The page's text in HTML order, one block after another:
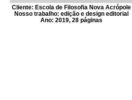
Cliente: Escola de Filosofia Nova Acrópole
Nosso trabalho: edição e design editorial
Ano: 2019, 28 páginas